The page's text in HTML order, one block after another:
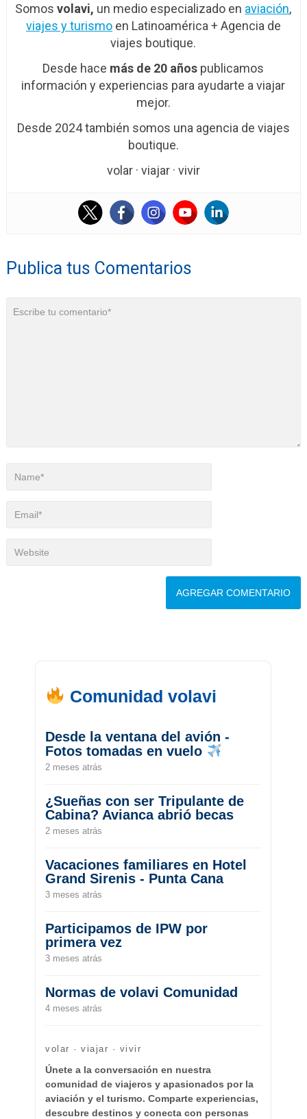
Somosvolavi, un medio especializado en aviación,
viajes y turismoen Latinoamérica + Agencia de
viajes boutique.
Desde hace más de 20 años publicamos
información y experiencias para ayudarte a viajar
mejor.
Desde 2024 también somos una agencia de viajes
boutique.
volar · viajar · vivir
Publica tus Comentarios
Comunidad volavi
Desde la ventana del avión -
Fotos tomadas en vuelo
2 meses atrás
¿Sueñas con ser Tripulante de
Cabina? Avianca abrió becas
2 meses atrás
Vacaciones familiares en Hotel
Grand Sirenis - Punta Cana
3 meses atrás
Participamos de IPW por
primera vez
3 meses atrás
Normas de volavi Comunidad
4 meses atrás
volar · viajar · vivir
Únete a la conversación en nuestra
comunidad de viajeros y apasionados por la
aviación y el turismo. Comparte experiencias,
descubre destinos y conecta con personas